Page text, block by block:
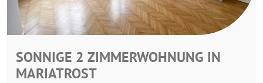
SONNIGE 2 ZIMMERWOHNUNG IN
MARIATROST